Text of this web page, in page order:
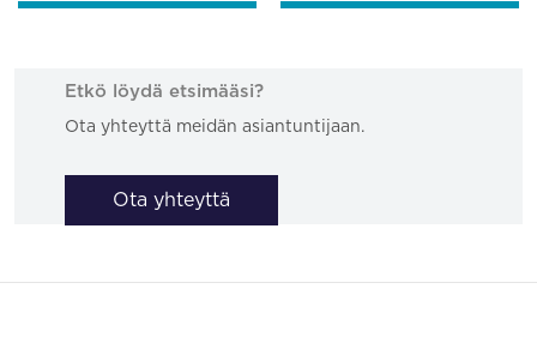
Etkö löydä etsimääsi?
Ota yhteyttä meidän asiantuntijaan.
Ota yhteyttä